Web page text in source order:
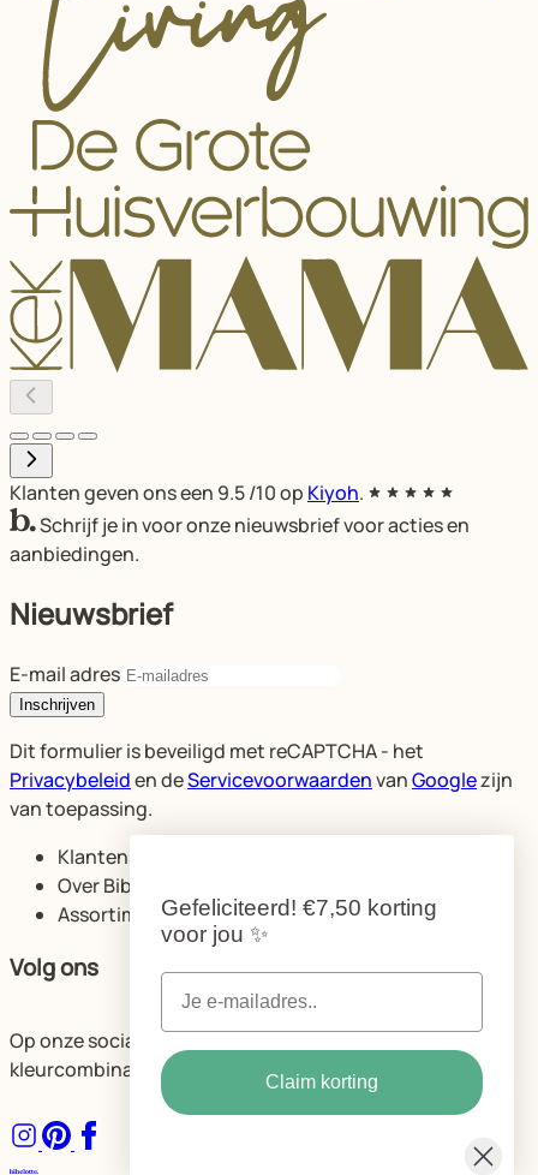
Klanten geven ons een 9.5/10 op Kiyoh.
Schrijf je in voor onze nieuwsbrief voor acties en
aanbiedingen.
Nieuwsbrief
E-mail adres
Inschrijven
Dit formulier is beveiligd met reCAPTCHA - het
Privacybeleiden deServicevoorwaardenvanGooglezijn
van toepassing.
Klantenservice
Over Bibelotte
Assortiment
Volg ons
Op onze socials delen we volop ideeën voor de mooiste
kleurcombinaties en ruimtes.
Gefeliciteerd! €7,50 korting
voor jou ✨
Claim korting